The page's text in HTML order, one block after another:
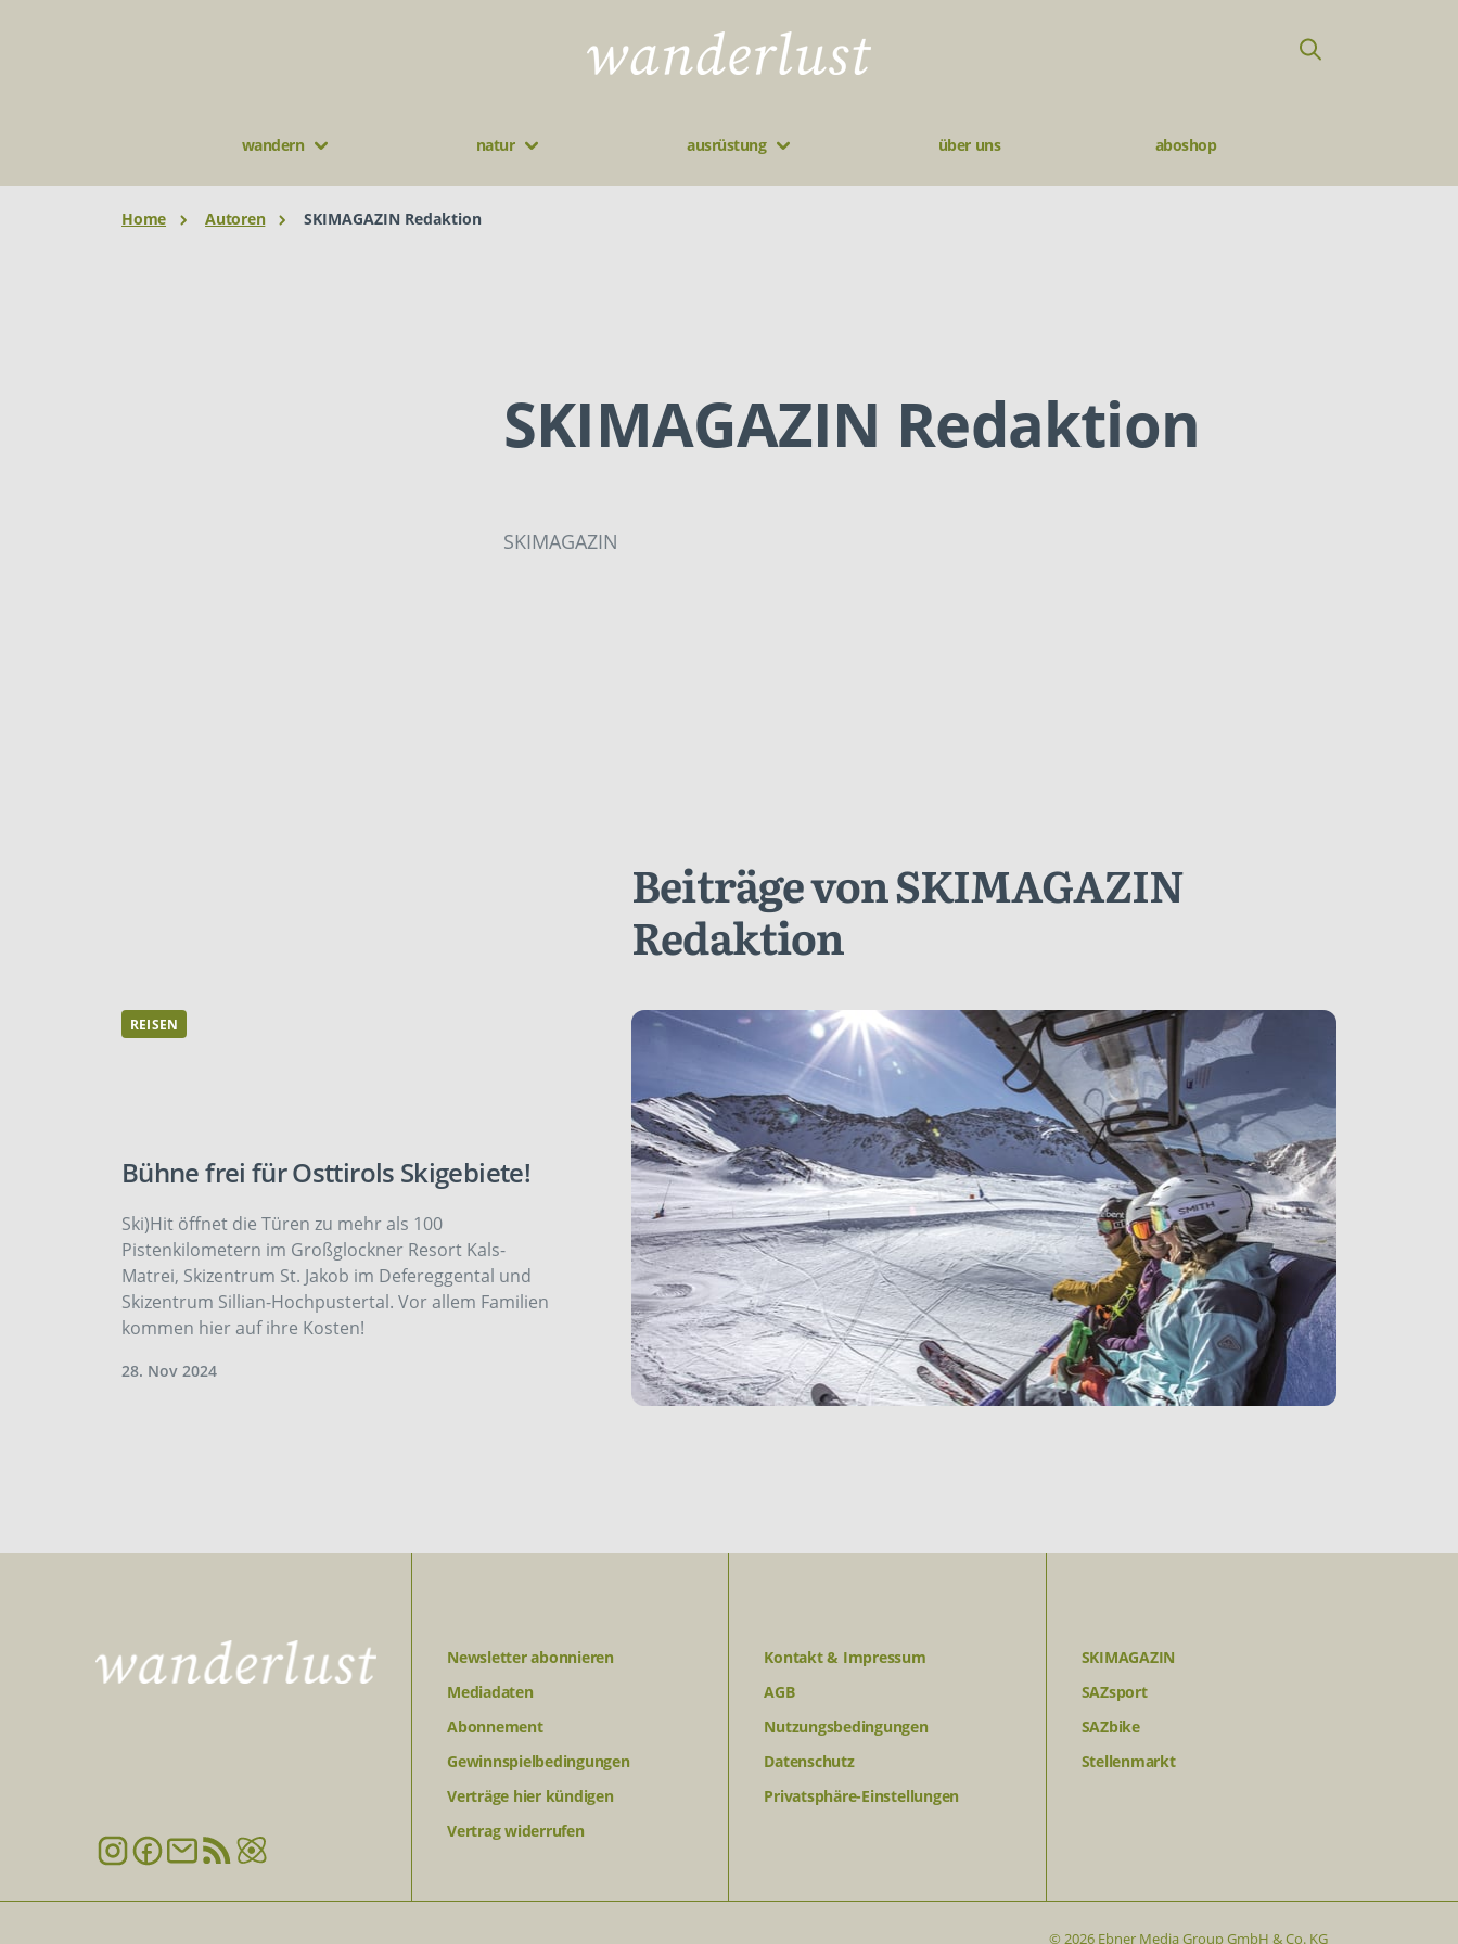
wandern natur ausrüstung über uns aboshop
Home Autoren SKIMAGAZIN Redaktion
SKIMAGAZIN Redaktion
SKIMAGAZIN
Beiträge von SKIMAGAZIN
Redaktion
REISEN
Bühne frei für Osttirols Skigebiete!
Ski)Hit öffnet die Türen zu mehr als 100
Pistenkilometern im Großglockner Resort Kals-
Matrei, Skizentrum St. Jakob im Defereggental und
Skizentrum Sillian-Hochpustertal. Vor allem Familien
kommen hier auf ihre Kosten!
28. Nov 2024
Newsletter abonnieren
Mediadaten
Abonnement
Gewinnspielbedingungen
Verträge hier kündigen
Vertrag widerrufen
Kontakt & Impressum
AGB
Nutzungsbedingungen
Datenschutz
Privatsphäre-Einstellungen
SKIMAGAZIN
SAZsport
SAZbike
Stellenmarkt
© 2026 Ebner Media Group GmbH & Co. KG